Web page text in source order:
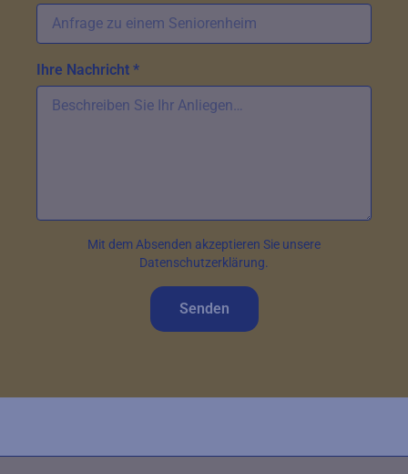
Ihre Nachricht *
Mit dem Absenden akzeptieren Sie unsere
Datenschutzerklärung.
Senden